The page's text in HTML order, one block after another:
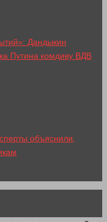
Дандыкин
Путина комдиву ВДВ
объяснили,